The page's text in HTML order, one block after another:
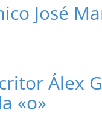
José
Álex
«o»